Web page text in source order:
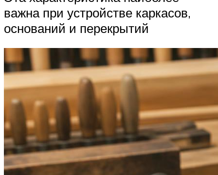
важна при устройстве каркасов,
оснований и перекрытий